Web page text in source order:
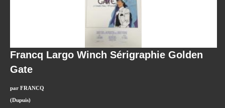
Francq Largo Winch Sérigraphie Golden
Gate
par FRANCQ
(Dupuis)